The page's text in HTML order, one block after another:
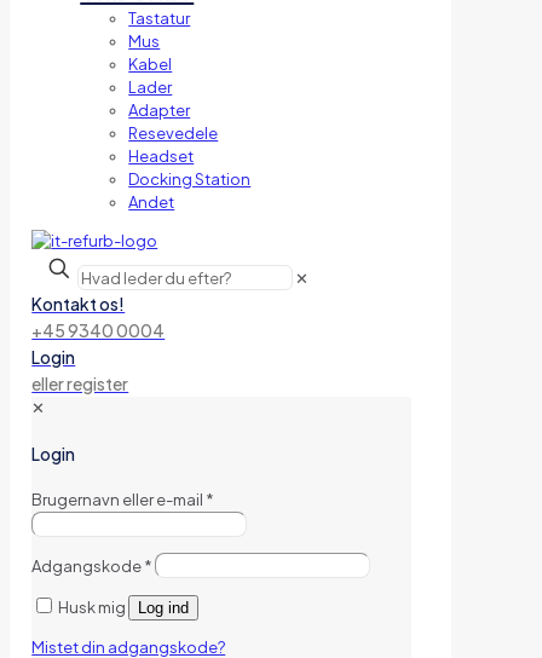
Tastatur
Mus
Kabel
Lader
Adapter
Resevedele
Headset
Docking Station
Andet
✕
Kontakt os!
+45 9340 0004
Login
eller register
✕
Login
Brugernavn eller e-mail *
Adgangskode*
Husk mig Log ind
Mistet din adgangskode?